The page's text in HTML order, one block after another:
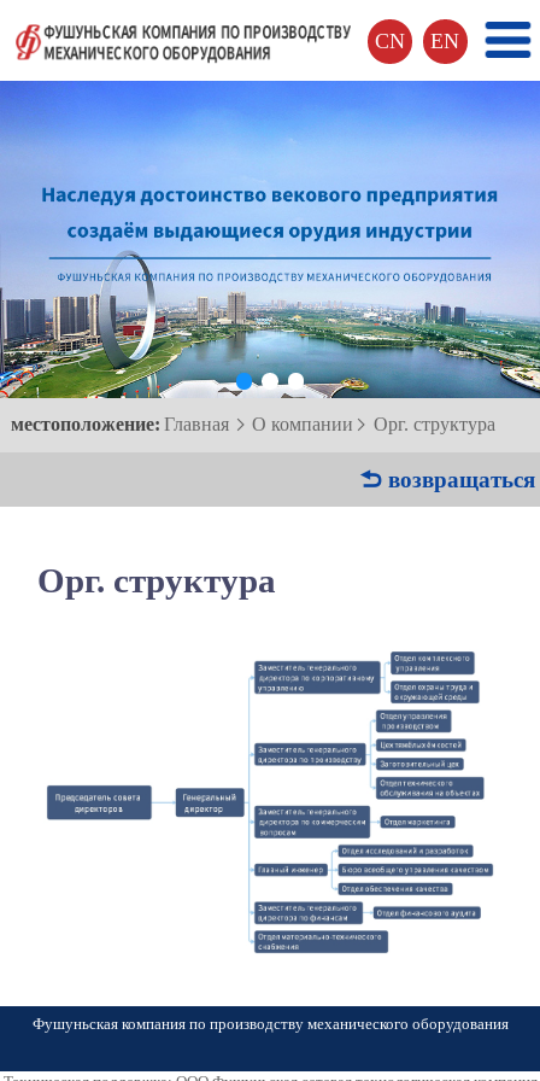
CN EN
местоположение: Главная  О компании  Орг. структура
 возвращаться
Орг. структура
Фушуньская компания по производству механического оборудования